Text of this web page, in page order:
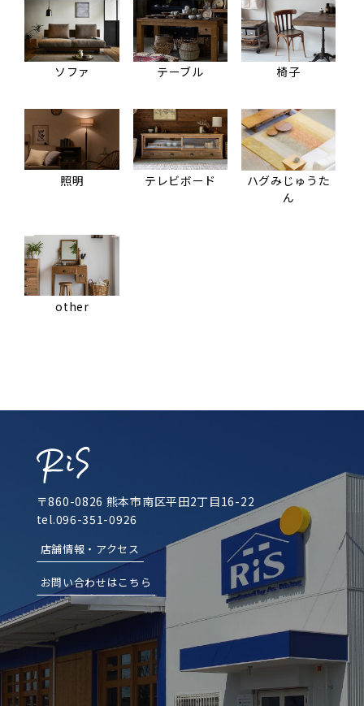
ソファ テーブル 椅子
照明 テレビボード
ハグみじゅうた
ん
other
〒860-0826 熊本市南区平田2丁目16-22
tel.096-351-0926
店舗情報・アクセス
お問い合わせはこちら